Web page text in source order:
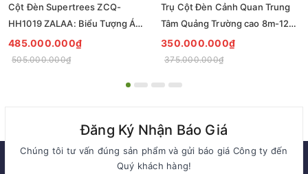
Cột Đèn Supertrees ZCQ-
HH1019 ZALAA: Biểu Tượng Ánh
Sáng Cho Đại Đô Thị
485.000.000₫
505.000.000₫
Trụ Cột Đèn Cảnh Quan Trung
Tâm Quảng Trường cao 8m-12m
ZCQ-HH1001 ZALAA Fortune
Tree Series
350.000.000₫
375.000.000₫
Đăng Ký Nhận Báo Giá
Chúng tôi tư vấn đúng sản phẩm và gửi báo giá Công ty đến
Quý khách hàng!